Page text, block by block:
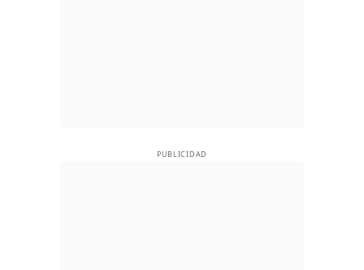
PUBLICIDAD